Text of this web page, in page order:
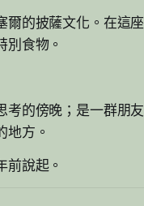
爾的披薩文化。在這
別食物。
考的傍晚；是一群朋
地方。
前說起。